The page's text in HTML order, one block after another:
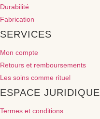
Durabilité
Fabrication
SERVICES
Mon compte
Retours et remboursements
Les soins comme rituel
ESPACE JURIDIQUE
Termes et conditions